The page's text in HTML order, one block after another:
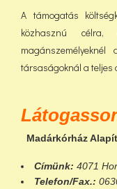
A támogatás
közhasznú célra,
társaságoknál a teljes
Madárkórház
Címünk: 4071
Telefon/Fax.: